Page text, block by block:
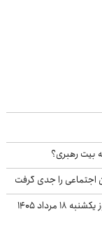
تغییرات تند قیمت محصولات ایران‌خودرو و سایپا امروز یکشنبه ۱۸ مرداد ۱۴۰۵